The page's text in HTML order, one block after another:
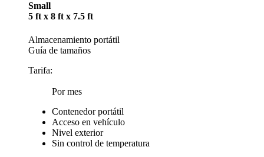
Small
5 ft x 8 ft x 7.5 ft
Almacenamiento portátil
Guía de tamaños
Tarifa:
Por mes
Contenedor portátil
Acceso en vehículo
Nivel exterior
Sin control de temperatura